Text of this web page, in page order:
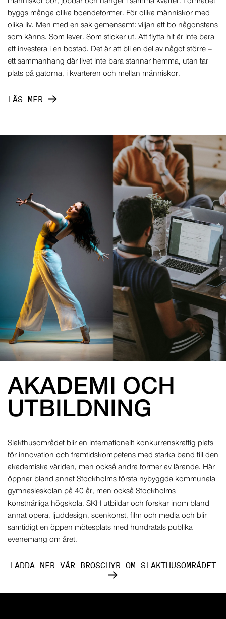
byggs många olika boendeformer. För olika människor med
olika liv. Men med en sak gemensamt: viljan att bo någonstans
som känns. Som lever. Som sticker ut. Att flytta hit är inte bara
att investera i en bostad. Det är att bli en del av något större –
ett sammanhang där livet inte bara stannar hemma, utan tar
plats på gatorna, i kvarteren och mellan människor.
LÄS MER
AKADEMI OCH
UTBILDNING
Slakthusområdet blir en internationellt konkurrenskraftig plats
för innovation och framtidskompetens med starka band till den
akademiska världen, men också andra former av lärande. Här
öppnar bland annat Stockholms första nybyggda kommunala
gymnasieskolan på 40 år, men också Stockholms
konstnärliga högskola. SKH utbildar och forskar inom bland
annat opera, ljuddesign, scenkonst, film och media och blir
samtidigt en öppen mötesplats med hundratals publika
evenemang om året.
LADDA NER VÅR BROSCHYR OM SLAKTHUSOMRÅDET